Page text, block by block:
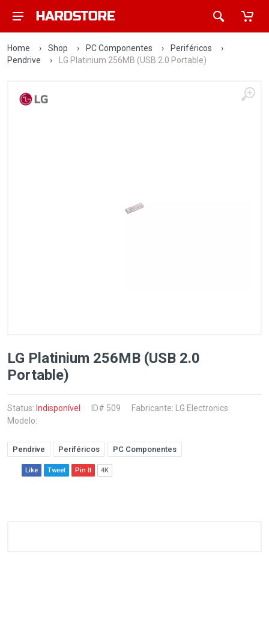
Home › Shop › PC Componentes › Periféricos
›
Pendrive
› LG Platinium 256MB (USB 2.0 Portable)
LG Platinium 256MB (USB 2.0
Portable)
Status: Indisponível ID# 509 Fabricante:
LG Electronics
Modelo:
Pendrive Periféricos PC Componentes
Like Tweet Pin It 4K